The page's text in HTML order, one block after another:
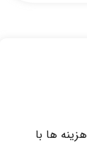
ها با